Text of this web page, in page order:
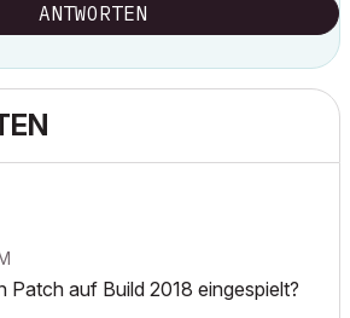
ANTWORTEN
Patch auf Build 2018 eingespielt?